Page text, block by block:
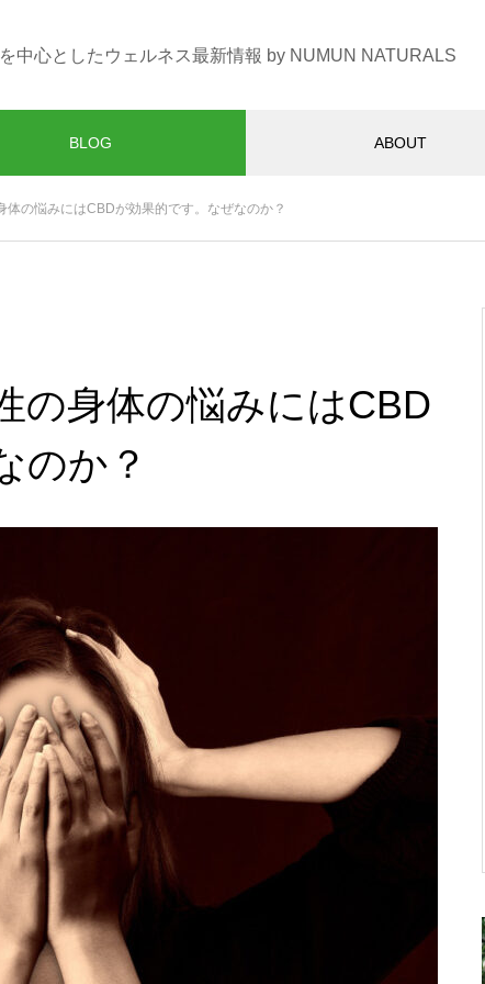
中心としたウェルネス最新情報 by NUMUN NATURALS
BLOG ABOUT
体の悩みにはCBDが効果的です。なぜなのか？
の身体の悩みにはCBD
のか？